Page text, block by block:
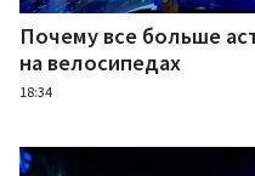
Почему все больше
на велосипедах
18:34